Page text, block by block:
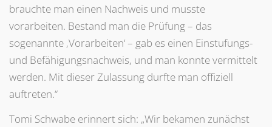
brauchte man einen Nachweis und musste
vorarbeiten. Bestand man die Prüfung – das
sogenannte ‚Vorarbeiten‘ – gab es einen Einstufungs-
und Befähigungsnachweis, und man konnte vermittelt
werden. Mit dieser Zulassung durfte man offiziell
auftreten.“
Tomi Schwabe erinnert sich: „Wir bekamen zunächst